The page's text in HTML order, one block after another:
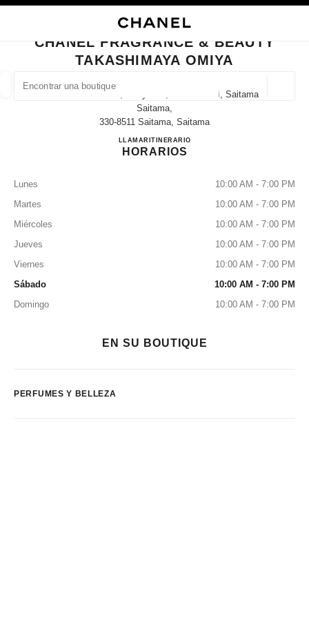
BUSCAR UNA BOUTIQUE
las sugerencias se muestran debajo de esta barra de búsqueda
0 Sugerencias disponibles
CERRAR TARJETA DE BOUTIQUE CHANEL FRAGRANCE & BEAUTY
CHANEL FRAGRANCE & BEAUTY
TAKASHIMAYA OMIYA
1-32 Daimon-Cho, Omiya-Ku, Saitama-Shi, Saitama
Saitama,
330-8511 Saitama, Saitama
LLAMAR048-643-1257
ITINERARIOCHANEL FRAGRANCE &
HORARIOS
Lunes
10:00 AM - 7:00 PM
Martes
10:00 AM - 7:00 PM
Miércoles
10:00 AM - 7:00 PM
Jueves
10:00 AM - 7:00 PM
Viernes
10:00 AM - 7:00 PM
Sábado
10:00 AM - 7:00 PM
Domingo
10:00 AM - 7:00 PM
EN SU BOUTIQUE
PERFUMES Y BELLEZA
resultado de los filtros por: RELOJERÍA Y JOYERÍA